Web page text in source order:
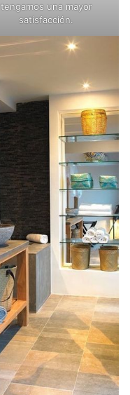
tengamos una mayor
satisfacción.